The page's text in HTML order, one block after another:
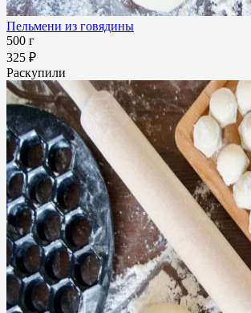
Пельмени из говядины
500 г
325 ₽
Раскупили